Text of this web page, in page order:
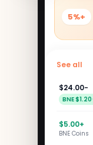
+5%
See all
−$24.00
$1.20 BNE
+$5.00
BNE Coins